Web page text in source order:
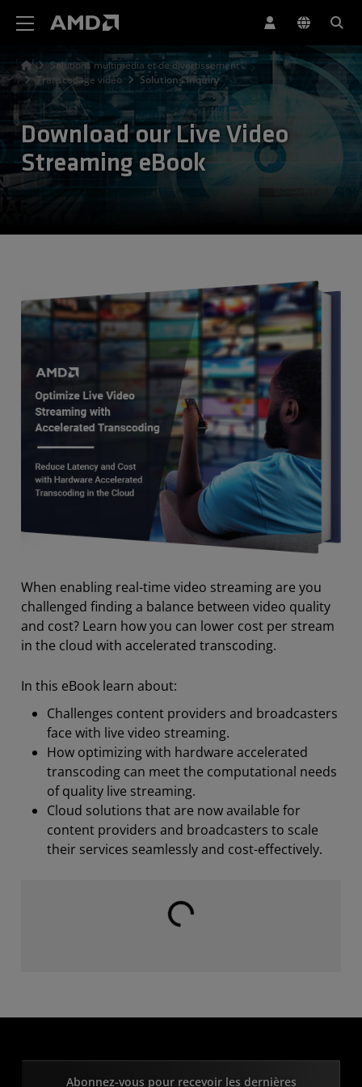
Solutions multimédia et de divertissement
Transcodage vidéo
Solutions Inquiry
Download our Live Video
Streaming eBook
When enabling real-time video streaming are you
challenged finding a balance between video quality
and cost? Learn how you can lower cost per stream
in the cloud with accelerated transcoding.
In this eBook learn about:
Challenges content providers and broadcasters
face with live video streaming.
How optimizing with hardware accelerated
transcoding can meet the computational needs
of quality live streaming.
Cloud solutions that are now available for
content providers and broadcasters to scale
their services seamlessly and cost-effectively.
Chargement en cours...
Abonnez-vous pour recevoir les dernières